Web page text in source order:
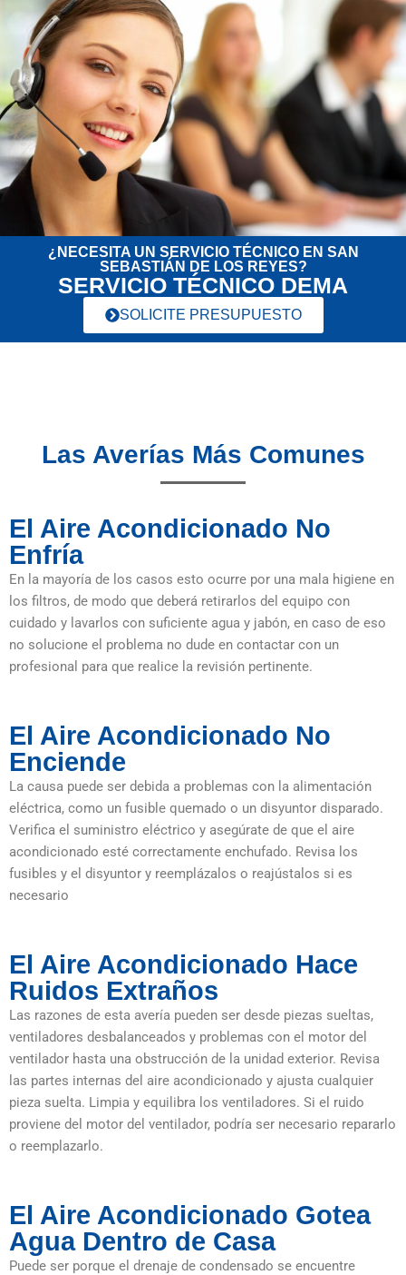
¿NECESITA UN SERVICIO TÉCNICO EN SAN
SEBASTIÁN DE LOS REYES?
SERVICIO TÉCNICO DEMA
SOLICITE PRESUPUESTO
Las Averías Más Comunes
El Aire Acondicionado No
Enfría
En la mayoría de los casos esto ocurre por una mala higiene en
los filtros, de modo que deberá retirarlos del equipo con
cuidado y lavarlos con suficiente agua y jabón, en caso de eso
no solucione el problema no dude en contactar con un
profesional para que realice la revisión pertinente.
El Aire Acondicionado No
Enciende
La causa puede ser debida a problemas con la alimentación
eléctrica, como un fusible quemado o un disyuntor disparado.
Verifica el suministro eléctrico y asegúrate de que el aire
acondicionado esté correctamente enchufado. Revisa los
fusibles y el disyuntor y reemplázalos o reajústalos si es
necesario
El Aire Acondicionado Hace
Ruidos Extraños
Las razones de esta avería pueden ser desde piezas sueltas,
ventiladores desbalanceados y problemas con el motor del
ventilador hasta una obstrucción de la unidad exterior. Revisa
las partes internas del aire acondicionado y ajusta cualquier
pieza suelta. Limpia y equilibra los ventiladores. Si el ruido
proviene del motor del ventilador, podría ser necesario repararlo
o reemplazarlo.
El Aire Acondicionado Gotea
Agua Dentro de Casa
Puede ser porque el drenaje de condensado se encuentre